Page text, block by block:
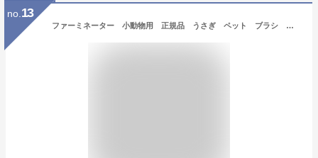
no. 13
ファーミネーター 小動物用 正規品 うさぎ ペット ブラシ 抜け毛 除毛 グルーミング アンダーコート 掃除 毛球症【HLS_DU】 関東当日便